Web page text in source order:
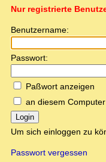
Nur registrierte
Benutzername:
Passwort:
Paßwort anzeigen
an diesem
Login
Um sich einloggen zu
Passwort vergessen